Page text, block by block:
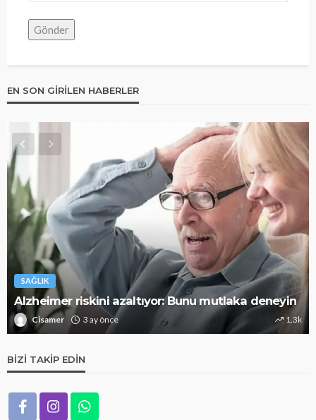
EN SON GIRILEN HABERLER
SAĞLIK
Alzheimer riskini azaltıyor: Bunu mutlaka deneyin
Cisamer 3 ay önce 1.3k
BIZI TAKIP EDIN